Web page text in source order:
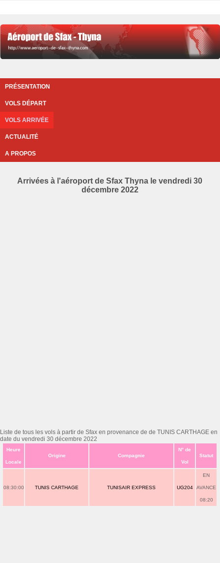
PRÉSENTATION
VOLS DÉPART
VOLS ARRIVÉE
ACTUALITÉ
A PROPOS
Arrivées à l'aéroport de Sfax Thyna le vendredi 30
décembre 2022
Liste de tous les vols à partir de Sfax en provenance de de TUNIS CARTHAGE en
date du vendredi 30 décembre 2022
Heure
Locale
Origine Compagnie
N° de
Vol
Statut
08:30:00 TUNIS CARTHAGE TUNISAIR EXPRESS UG204
EN
AVANCE
08:20